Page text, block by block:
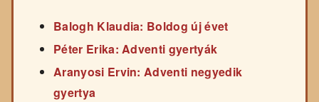
Balogh Klaudia: Boldog új évet
Péter Erika: Adventi gyertyák
Aranyosi Ervin: Adventi negyedik
gyertya